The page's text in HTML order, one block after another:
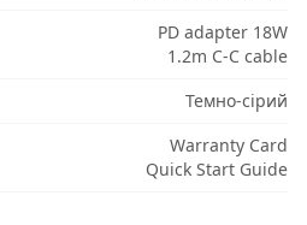
PD adapter 18W
1.2m C-C cable
Темно-сірий
Warranty Card
Quick Start Guide